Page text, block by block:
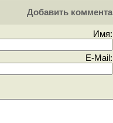
Добавить
Имя:
E-Mail: